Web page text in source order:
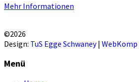
Mehr Informationen
©2026
Design: TuS Egge Schwaney| WebKomp
Menü